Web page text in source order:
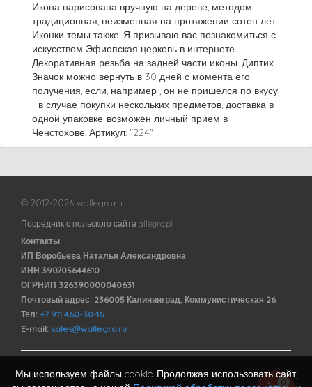
Икона нарисована вручную на дереве, методом
традиционная, неизменная на протяжении сотен лет.
Иконки темы также. Я призываю вас познакомиться с
искусством Эфиопская церковь в интернете.
Декоративная резьба на задней части иконы. Диптих.
Значок можно вернуть в 30 дней с момента его
получения, если, например , он не пришелся по вкусу,
- в случае покупки нескольких предметов, доставка в
одной упаковке-возможен личный прием в
Ченстохове. Артикул: "224"
© 2012-2026 wallegro.ru
Посредник с польского сайта allegro.pl
Контакты
ИП Воробьева Наталья Александровна
ИНН 390705644610
ОГРНИП 326390000040631
Почтовый адрес: 236005 Калининград, Коммунистическая 26
Тел: +7 911 460-30-16
E-mail: sales@wallegro.ru
Договор оферты
0
Мы используем файлы cookie. Продолжая использовать сайт,